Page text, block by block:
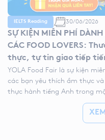
IELTS Reading 30/06/2026
SỰ KIỆN MIỄN PHÍ DÀNH
CÁC FOOD LOVERS:
thực, tự tin giao tiếp
YOLA Food Fair là sự kiện
các bạn yêu thích ẩm thực
thực hành tiếng Anh trong
gần gũi, vui vẻ và nhiều trải
tác. Tại sự kiện, học viên có
ăn yêu thích đến YOLA, cùng